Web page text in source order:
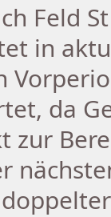
Feld
in
da
zur